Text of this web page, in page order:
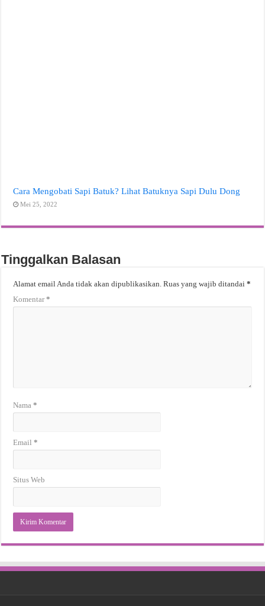
Cara Mengobati Sapi Batuk? Lihat Batuknya Sapi Dulu Dong
Mei 25, 2022
Tinggalkan Balasan
Alamat email Anda tidak akan dipublikasikan. Ruas yang wajib ditandai*
Komentar*
Nama*
Email*
Situs Web